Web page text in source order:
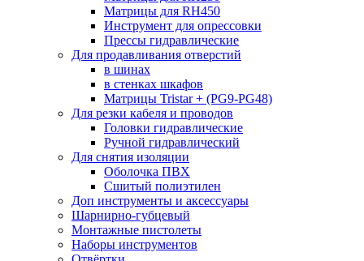
Матрицы для RH450
Инструмент для опрессовки
Прессы гидравлические
Для продавливания отверстий
в шинах
в стенках шкафов
Матрицы Tristar + (PG9-PG48)
Для резки кабеля и проводов
Головки гидравлические
Ручной гидравлический
Для снятия изоляции
Оболочка ПВХ
Сшитый полиэтилен
Доп инструменты и аксессуары
Шарнирно-губцевый
Монтажные пистолеты
Наборы инструментов